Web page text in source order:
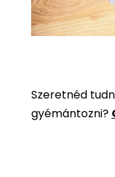
Szeretnéd
gyémántozni?